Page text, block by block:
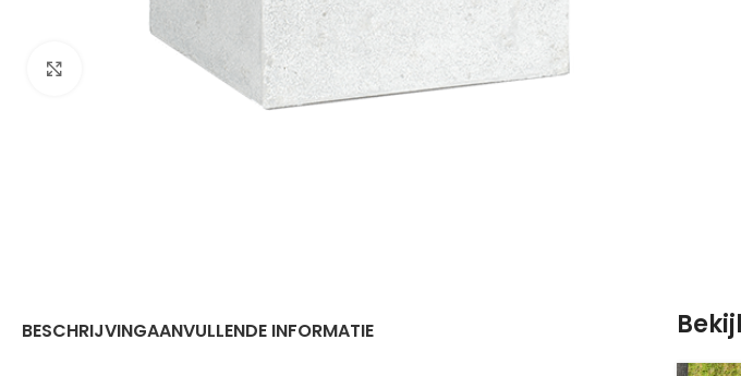
Klik om te vergroten
BESCHRIJVINGAANVULLENDE INFORMATIE